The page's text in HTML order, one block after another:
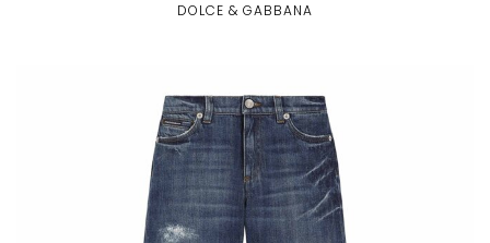
DOLCE & GABBANA